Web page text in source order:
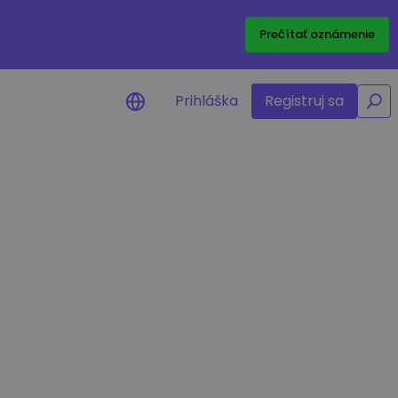
Prečítať oznámenie
Prihláška Registruj sa
/